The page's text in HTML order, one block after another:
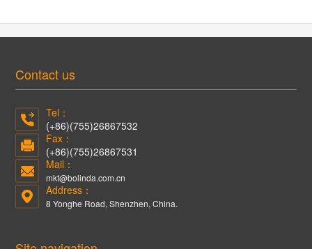
Contact us
Tel：
(+86)(755)26867532
Fax：
(+86)(755)26867531
Mail：
mkt@bolinda.com.cn
Address：
8 Yonghe Road, Shenzhen, China.